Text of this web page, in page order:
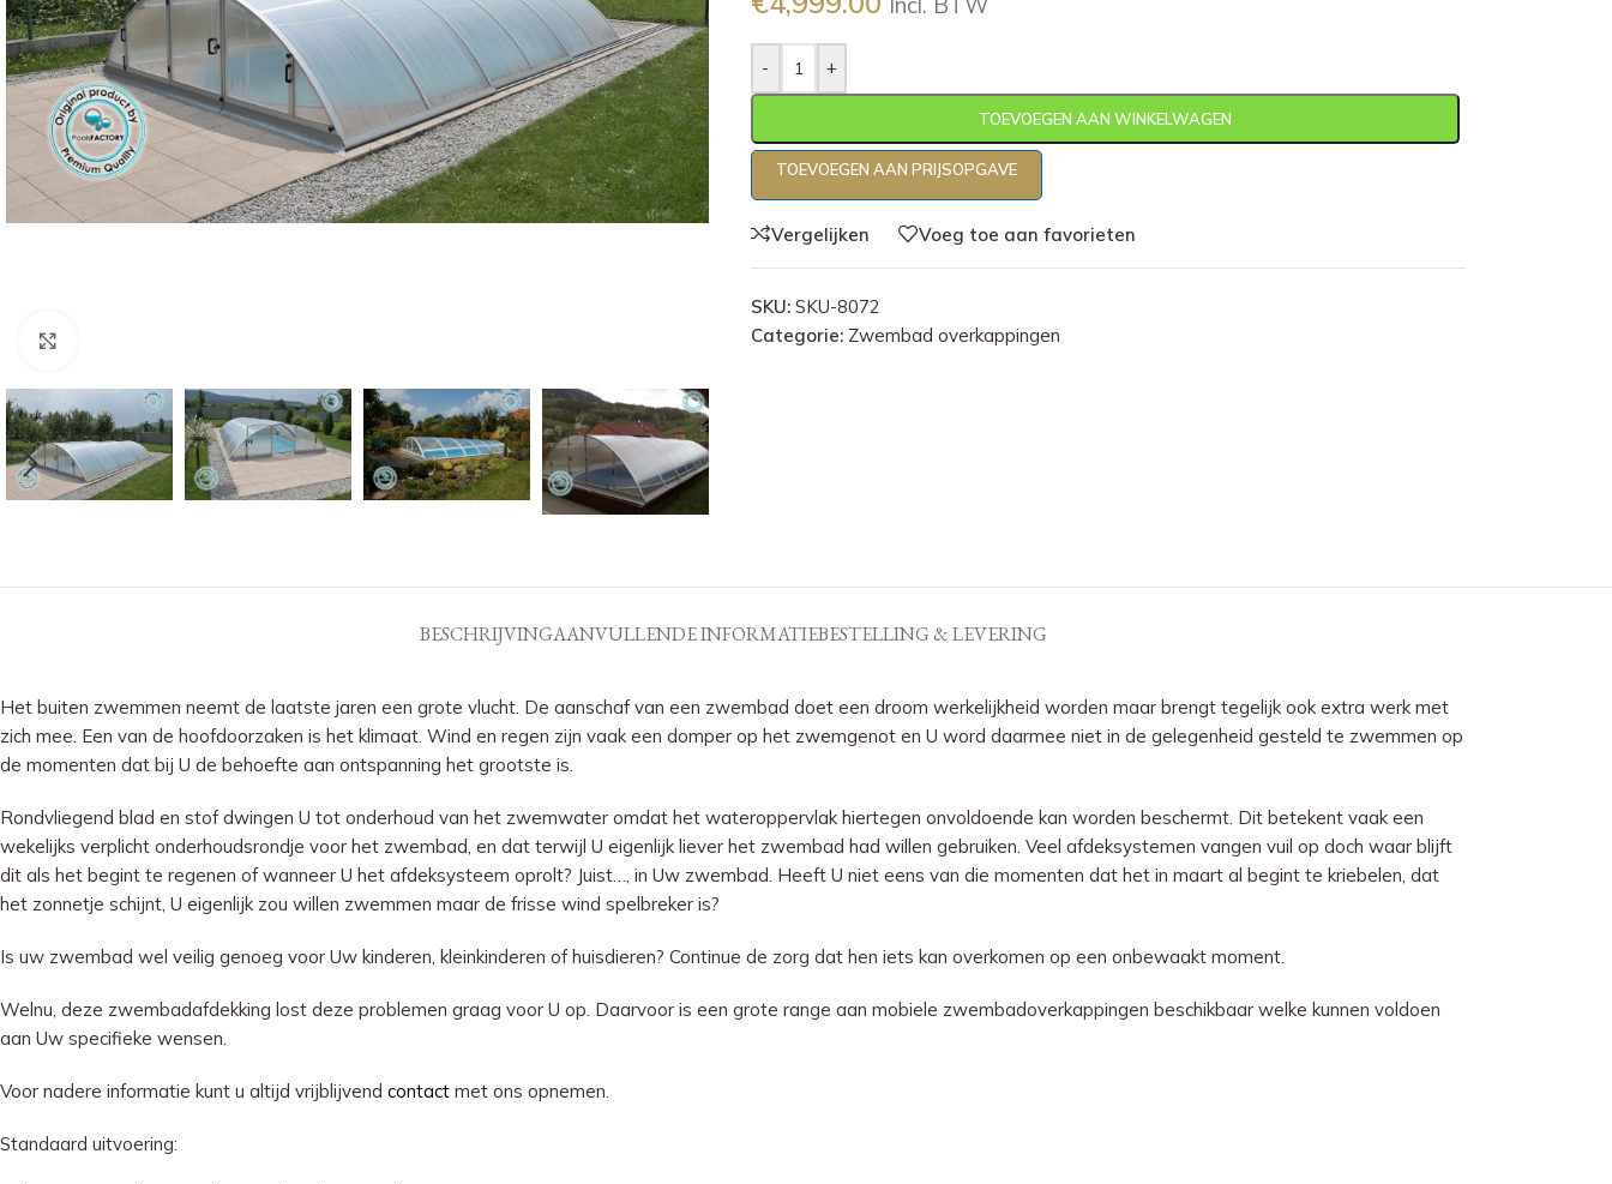
- +
TOEVOEGEN AAN WINKELWAGEN
TOEVOEGEN AAN PRIJSOPGAVE
Vergelijken Voeg toe aan favorieten
SKU: SKU-8072
Categorie: Zwembad overkappingen
BESCHRIJVINGAANVULLENDE INFORMATIEBESTELLING & LEVERING
Het buiten zwemmen neemt de laatste jaren een grote vlucht. De aanschaf van een zwembad doet een droom werkelijkheid worden maar brengt tegelijk ook extra werk met
zich mee. Een van de hoofdoorzaken is het klimaat. Wind en regen zijn vaak een domper op het zwemgenot en U word daarmee niet in de gelegenheid gesteld te zwemmen op
de momenten dat bij U de behoefte aan ontspanning het grootste is.
Rondvliegend blad en stof dwingen U tot onderhoud van het zwemwater omdat het wateroppervlak hiertegen onvoldoende kan worden beschermt. Dit betekent vaak een
wekelijks verplicht onderhoudsrondje voor het zwembad, en dat terwijl U eigenlijk liever het zwembad had willen gebruiken. Veel afdeksystemen vangen vuil op doch waar blijft
dit als het begint te regenen of wanneer U het afdeksysteem oprolt? Juist…, in Uw zwembad. Heeft U niet eens van die momenten dat het in maart al begint te kriebelen, dat
het zonnetje schijnt, U eigenlijk zou willen zwemmen maar de frisse wind spelbreker is?
Is uw zwembad wel veilig genoeg voor Uw kinderen, kleinkinderen of huisdieren? Continue de zorg dat hen iets kan overkomen op een onbewaakt moment.
Welnu, deze zwembadafdekking lost deze problemen graag voor U op. Daarvoor is een grote range aan mobiele zwembadoverkappingen beschikbaar welke kunnen voldoen
aan Uw specifieke wensen.
Voor nadere informatie kunt u altijd vrijblijvend contact met ons opnemen.
Standaard uitvoering: